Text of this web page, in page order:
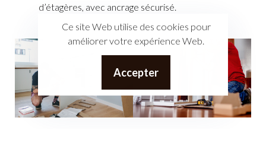
d’étagères, avec ancrage sécurisé.
Ce site Web utilise des cookies pour
améliorer votre expérience Web.
Accepter